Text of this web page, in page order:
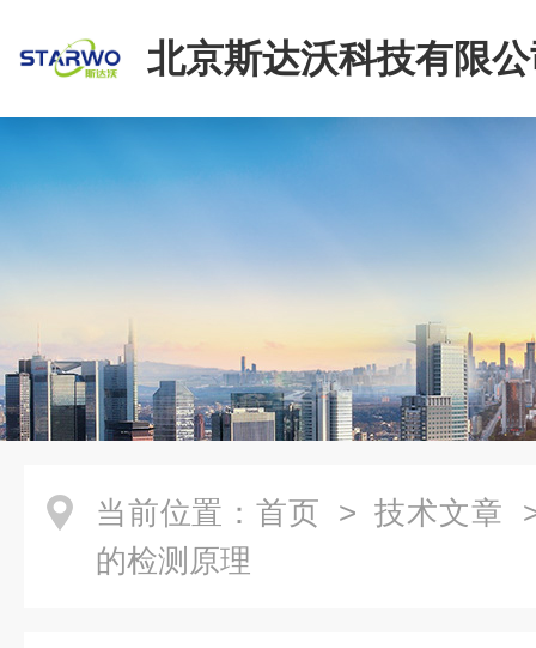
北京斯达沃科技有限
当前位置： 首页 > 技术文章
的检测原理